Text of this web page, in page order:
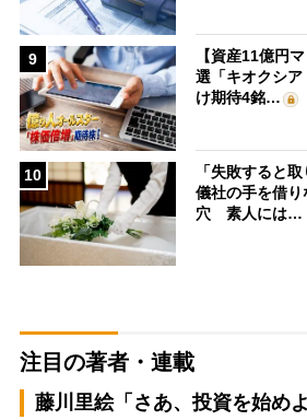
9
【資産11億円
選「キオクシ
け期待4銘…
10
「失敗すると
儀社の手を借
穴 素人には…
注目の著者・連載
藤川里絵「さあ、投資を始めよ